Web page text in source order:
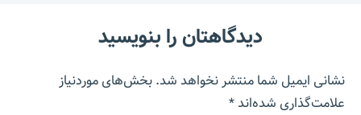
دیدگاهتان را بنویسید
نشانی ایمیل شما منتشر نخواهد شد.بخش‌های موردنیاز
علامت‌گذاری شده‌اند*